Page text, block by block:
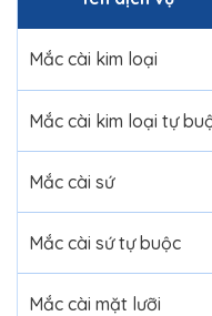
Mắc cài kim loại
Mắc cài kim loại tự
Mắc cài sứ
Mắc cài sứ tự buộc
Mắc cài mặt lưỡi